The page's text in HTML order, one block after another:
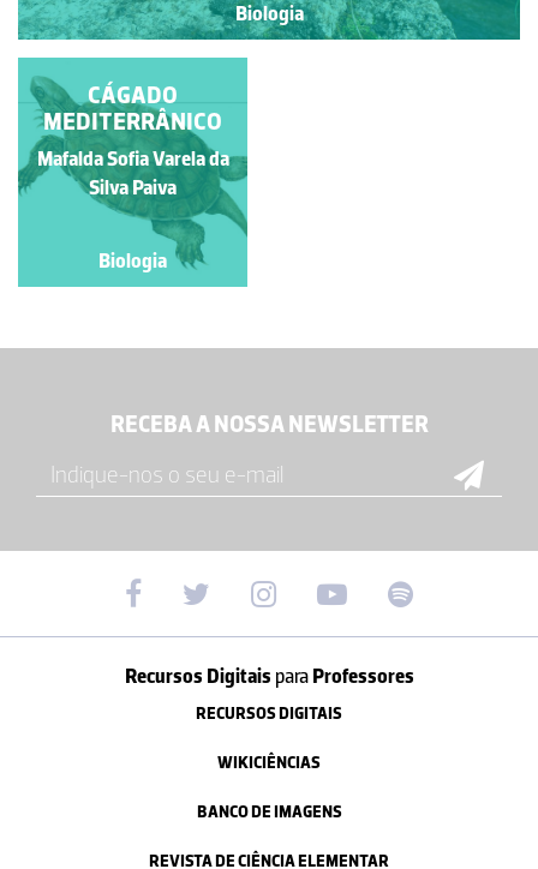
Biologia
CÁGADO
MEDITERRÂNICO
Mafalda Sofia Varela da
Silva Paiva
Biologia
RECEBA A NOSSA NEWSLETTER
Recursos Digitais paraProfessores
RECURSOS DIGITAIS
WIKICIÊNCIAS
BANCO DE IMAGENS
REVISTA DE CIÊNCIA ELEMENTAR